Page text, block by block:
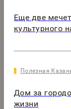
Еще две
культурного
Полезная
Дом за
жизни